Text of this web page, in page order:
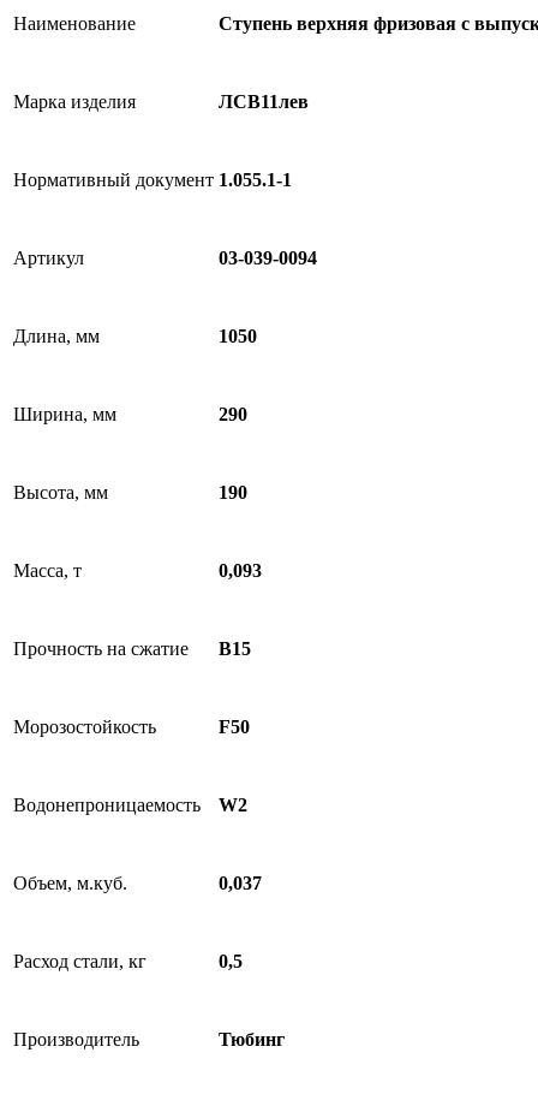
Наименование Ступень верхняя фризовая с
Марка изделия ЛСВ11лев
Нормативный документ 1.055.1-1
Артикул 03-039-0094
Длина, мм 1050
Ширина, мм 290
Высота, мм 190
Масса, т 0,093
Прочность на сжатие B15
Морозостойкость F50
Водонепроницаемость W2
Объем, м.куб. 0,037
Расход стали, кг 0,5
Производитель Тюбинг